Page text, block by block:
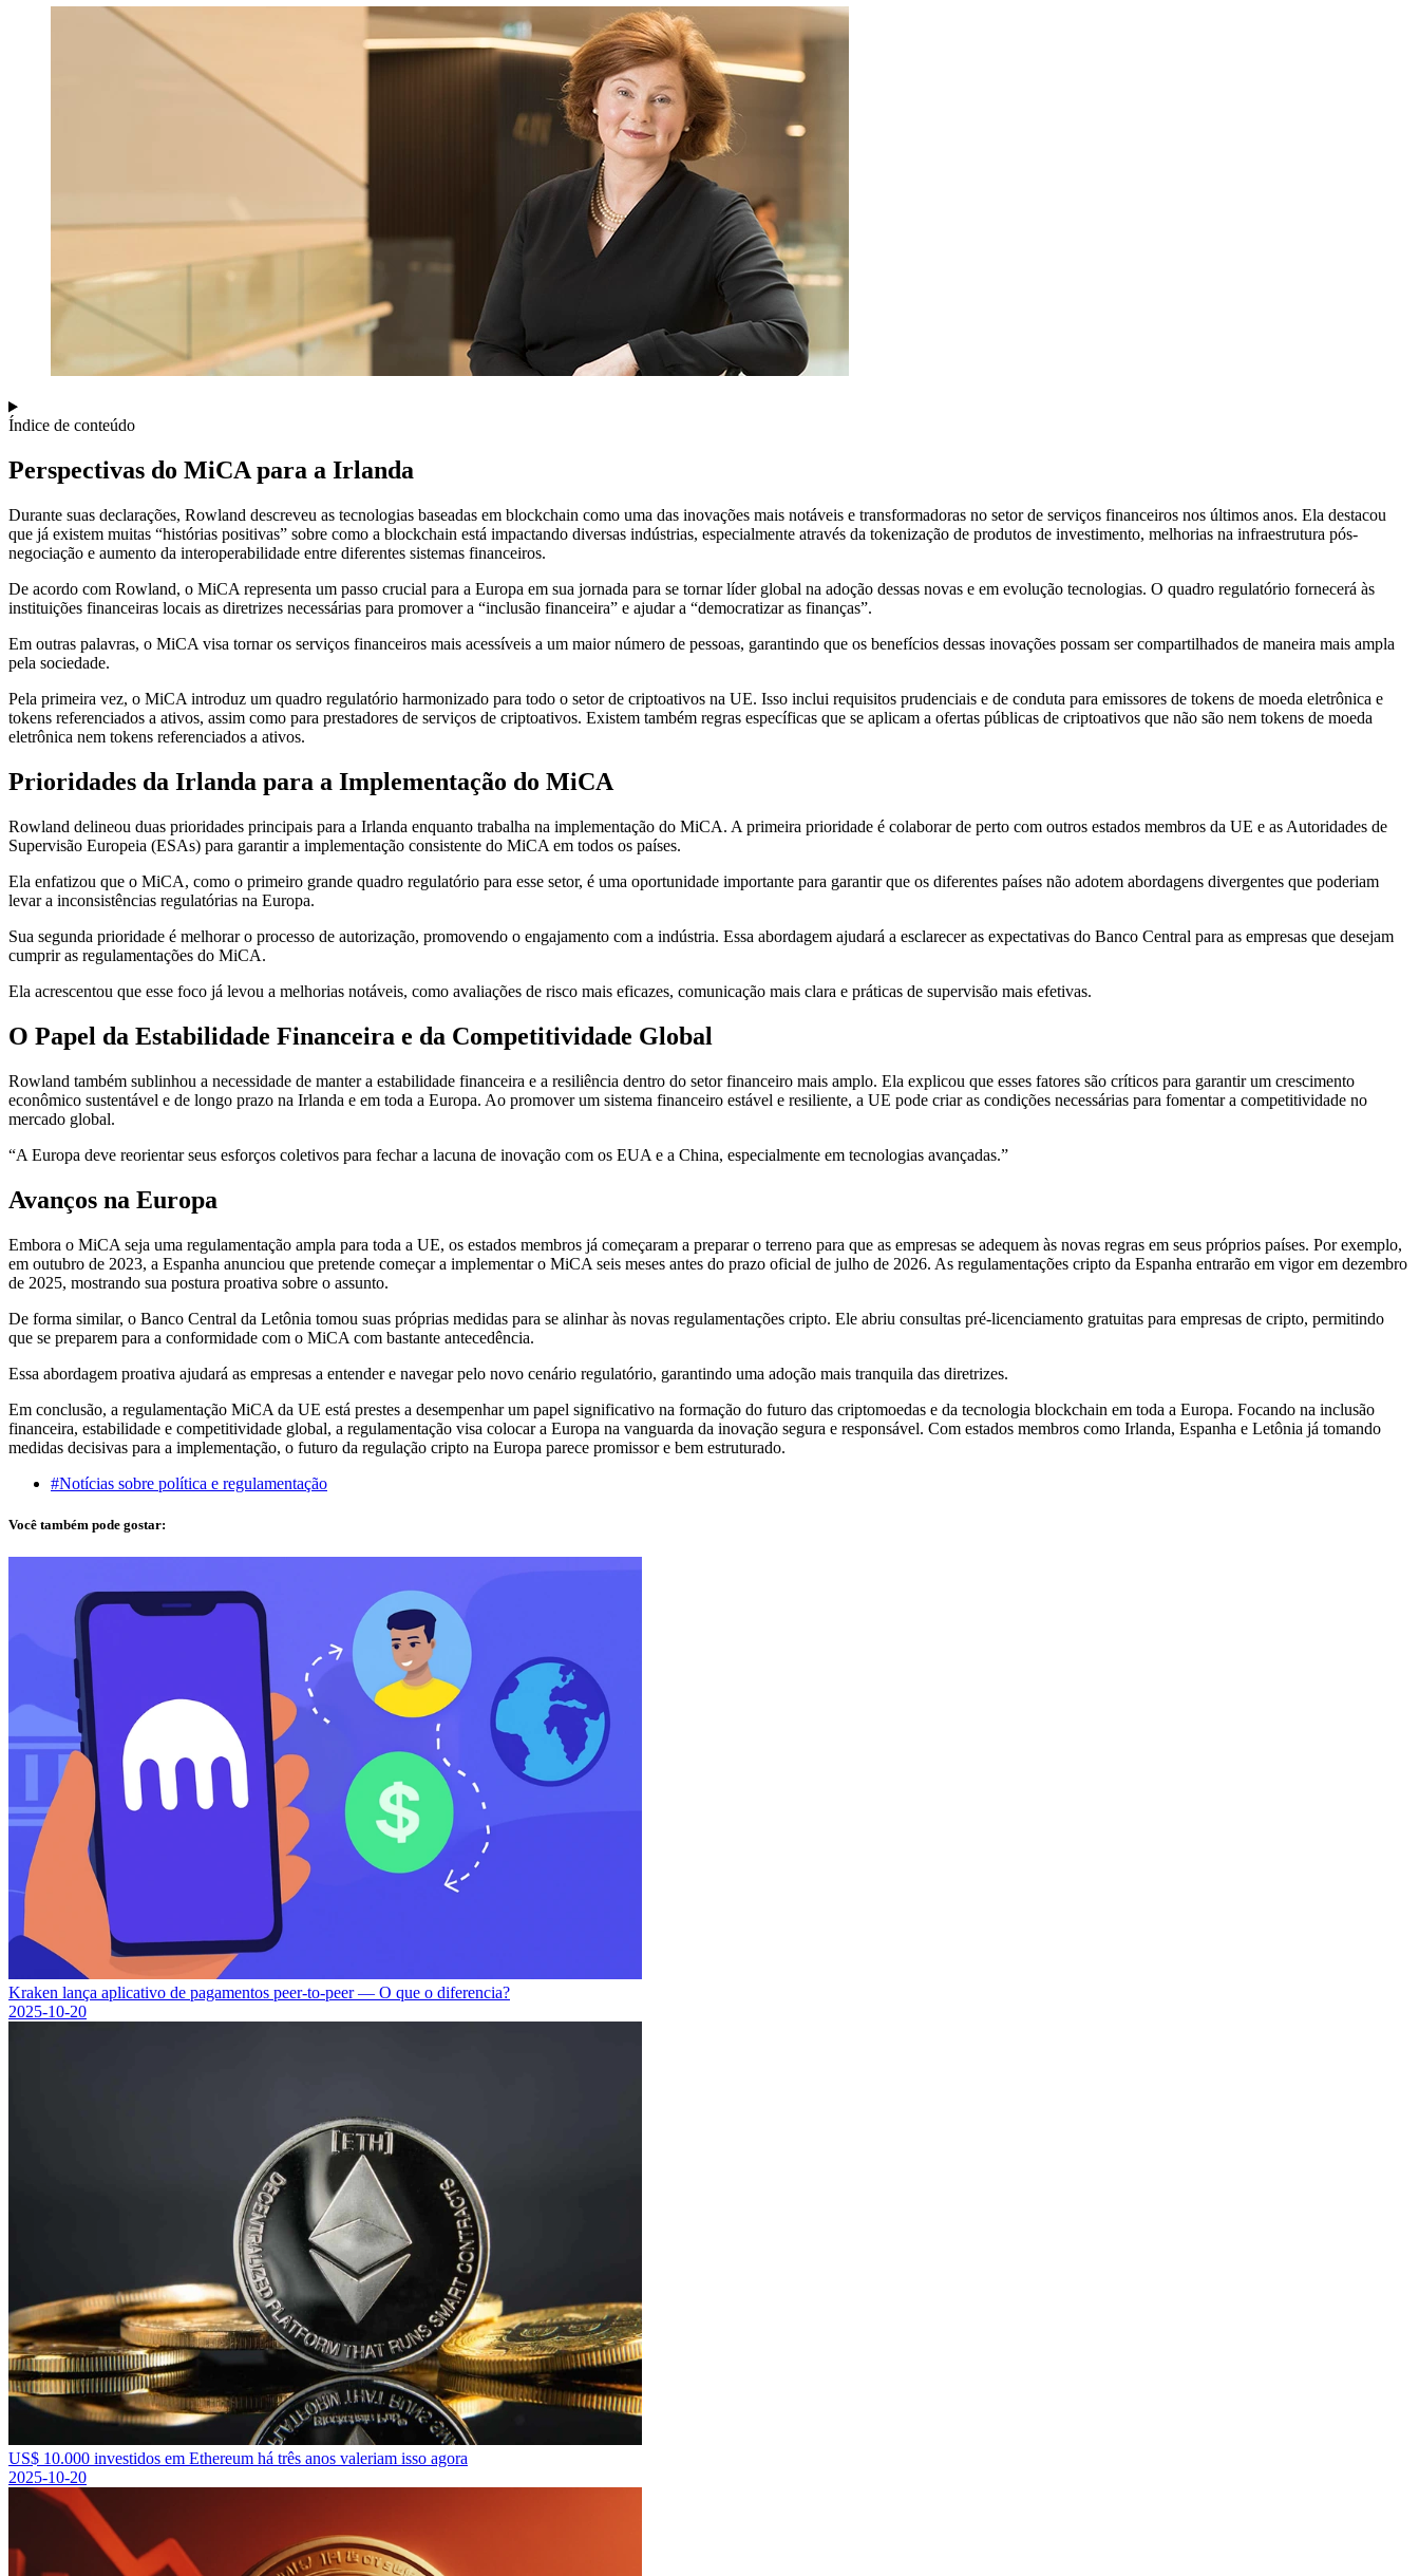
Índice de conteúdo
Perspectivas do MiCA para a Irlanda
Durante suas declarações, Rowland descreveu as tecnologias baseadas em blockchain como uma das inovações mais notáveis e transformadoras no setor de serviços financeiros nos últimos anos. Ela destacou
que já existem muitas “histórias positivas” sobre como a blockchain está impactando diversas indústrias, especialmente através da tokenização de produtos de investimento, melhorias na infraestrutura pós-
negociação e aumento da interoperabilidade entre diferentes sistemas financeiros.
De acordo com Rowland, o MiCA representa um passo crucial para a Europa em sua jornada para se tornar líder global na adoção dessas novas e em evolução tecnologias. O quadro regulatório fornecerá às
instituições financeiras locais as diretrizes necessárias para promover a “inclusão financeira” e ajudar a “democratizar as finanças”.
Em outras palavras, o MiCA visa tornar os serviços financeiros mais acessíveis a um maior número de pessoas, garantindo que os benefícios dessas inovações possam ser compartilhados de maneira mais ampla
pela sociedade.
Pela primeira vez, o MiCA introduz um quadro regulatório harmonizado para todo o setor de criptoativos na UE. Isso inclui requisitos prudenciais e de conduta para emissores de tokens de moeda eletrônica e
tokens referenciados a ativos, assim como para prestadores de serviços de criptoativos. Existem também regras específicas que se aplicam a ofertas públicas de criptoativos que não são nem tokens de moeda
eletrônica nem tokens referenciados a ativos.
Prioridades da Irlanda para a Implementação do MiCA
Rowland delineou duas prioridades principais para a Irlanda enquanto trabalha na implementação do MiCA. A primeira prioridade é colaborar de perto com outros estados membros da UE e as Autoridades de
Supervisão Europeia (ESAs) para garantir a implementação consistente do MiCA em todos os países.
Ela enfatizou que o MiCA, como o primeiro grande quadro regulatório para esse setor, é uma oportunidade importante para garantir que os diferentes países não adotem abordagens divergentes que poderiam
levar a inconsistências regulatórias na Europa.
Sua segunda prioridade é melhorar o processo de autorização, promovendo o engajamento com a indústria. Essa abordagem ajudará a esclarecer as expectativas do Banco Central para as empresas que desejam
cumprir as regulamentações do MiCA.
Ela acrescentou que esse foco já levou a melhorias notáveis, como avaliações de risco mais eficazes, comunicação mais clara e práticas de supervisão mais efetivas.
O Papel da Estabilidade Financeira e da Competitividade Global
Rowland também sublinhou a necessidade de manter a estabilidade financeira e a resiliência dentro do setor financeiro mais amplo. Ela explicou que esses fatores são críticos para garantir um crescimento
econômico sustentável e de longo prazo na Irlanda e em toda a Europa. Ao promover um sistema financeiro estável e resiliente, a UE pode criar as condições necessárias para fomentar a competitividade no
mercado global.
“A Europa deve reorientar seus esforços coletivos para fechar a lacuna de inovação com os EUA e a China, especialmente em tecnologias avançadas.”
Avanços na Europa
Embora o MiCA seja uma regulamentação ampla para toda a UE, os estados membros já começaram a preparar o terreno para que as empresas se adequem às novas regras em seus próprios países. Por exemplo,
em outubro de 2023, a Espanha anunciou que pretende começar a implementar o MiCA seis meses antes do prazo oficial de julho de 2026. As regulamentações cripto da Espanha entrarão em vigor em dezembro
de 2025, mostrando sua postura proativa sobre o assunto.
De forma similar, o Banco Central da Letônia tomou suas próprias medidas para se alinhar às novas regulamentações cripto. Ele abriu consultas pré-licenciamento gratuitas para empresas de cripto, permitindo
que se preparem para a conformidade com o MiCA com bastante antecedência.
Essa abordagem proativa ajudará as empresas a entender e navegar pelo novo cenário regulatório, garantindo uma adoção mais tranquila das diretrizes.
Em conclusão, a regulamentação MiCA da UE está prestes a desempenhar um papel significativo na formação do futuro das criptomoedas e da tecnologia blockchain em toda a Europa. Focando na inclusão
financeira, estabilidade e competitividade global, a regulamentação visa colocar a Europa na vanguarda da inovação segura e responsável. Com estados membros como Irlanda, Espanha e Letônia já tomando
medidas decisivas para a implementação, o futuro da regulação cripto na Europa parece promissor e bem estruturado.
#Notícias sobre política e regulamentação
Você também pode gostar:
Kraken lança aplicativo de pagamentos peer-to-peer — O que o diferencia?
2025-10-20
US$ 10.000 investidos em Ethereum há três anos valeriam isso agora
2025-10-20